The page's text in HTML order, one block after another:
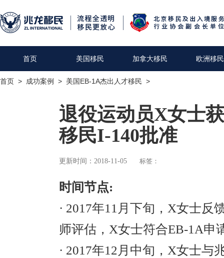
首页 美国移民 加拿大移民 欧洲移民
首页 > 成功案例 > 美国EB-1A杰出人才移民 >
退役运动员X女士
移民I-140批准
更新时间：2018-11-05 标签：
时间节点:
· 2017年11 月下旬， X女士反
师评估， X女士符合EB-1A申
· 2017年12月中旬， X女士与